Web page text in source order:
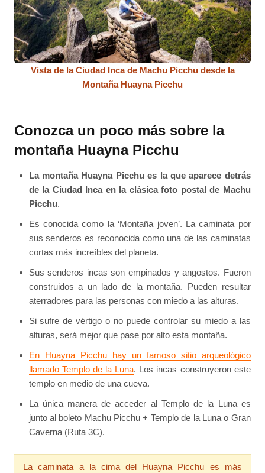
Vista de la Ciudad Inca de Machu Picchu desde la
Montaña Huayna Picchu
Conozca un poco más sobre la
montaña Huayna Picchu
La montaña Huayna Picchu es la que aparece detrás
de la Ciudad Inca en la clásica foto postal de Machu
Picchu.
Es conocida como la ‘Montaña joven’. La caminata por
sus senderos es reconocida como una de las caminatas
cortas más increíbles del planeta.
Sus senderos incas son empinados y angostos. Fueron
construidos a un lado de la montaña. Pueden resultar
aterradores para las personas con miedo a las alturas.
Si sufre de vértigo o no puede controlar su miedo a las
alturas, será mejor que pase por alto esta montaña.
En Huayna Picchu hay un famoso sitio arqueológico
llamado Templo de la Luna. Los incas construyeron este
templo en medio de una cueva.
La única manera de acceder al Templo de la Luna es
junto al boleto Machu Picchu + Templo de la Luna o Gran
Caverna (Ruta 3C).
La caminata a la cima del Huayna Picchu es más